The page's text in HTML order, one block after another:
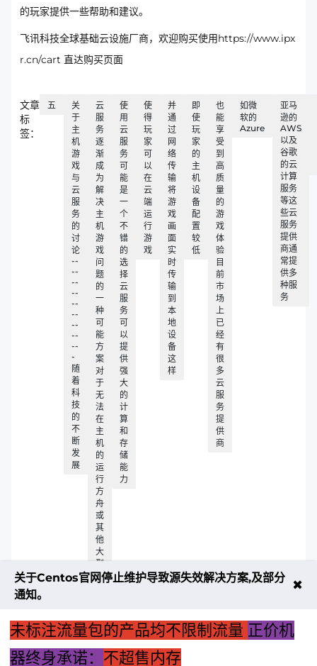
的玩家提供一些帮助和建议。
飞讯科技全球基础云设施厂商，欢迎购买使用https://www.ipx
r.cn/cart 直达购买页面
文章
标
签：
五
关
于
主
机
游
戏
与
云
服
务
的
讨
论
--
--
--
--
--
--
--
--
--
-
随
着
科
技
的
不
断
发
展
云
服
务
逐
渐
成
为
解
决
主
机
游
戏
问
题
的
一
种
可
能
方
案
对
于
无
法
在
主
机
的
运
行
方
舟
或
其
他
大
型
游
家
来
说
使
用
云
服
务
可
能
是
一
个
不
错
的
选
择
云
服
务
可
以
提
供
强
大
的
计
算
和
存
储
能
力
使
得
玩
家
可
以
在
云
端
运
行
游
戏
并
通
过
网
络
传
输
将
游
戏
画
面
实
时
传
输
到
本
地
设
备
这
样
即
使
玩
家
的
主
机
设
备
配
置
较
低
也
能
享
受
到
高
质
量
的
游
戏
体
验
目
前
市
场
上
已
经
有
很
多
云
服
务
提
供
商
如微
软的
Azure
亚马
逊的
AWS
以及
谷歌
的云
计算
服务
等这
些云
服务
提供
商通
常提
供多
种服
务
关于Centos官网停止维护导致源失效解决方案,及部分
通知。
✖
未标注流量包的产品均不限制流量 正价机
器终身承诺： 不超售内存